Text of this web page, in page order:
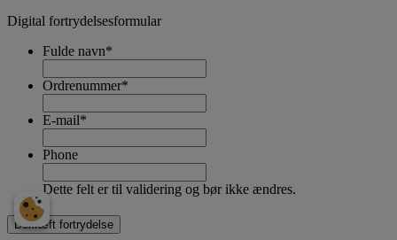
Digital fortrydelsesformular
Fulde navn*
Ordrenummer*
E-mail*
Phone
Dette felt er til validering og bør ikke ændres.